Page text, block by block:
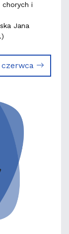
chorych i
Jana
czerwca